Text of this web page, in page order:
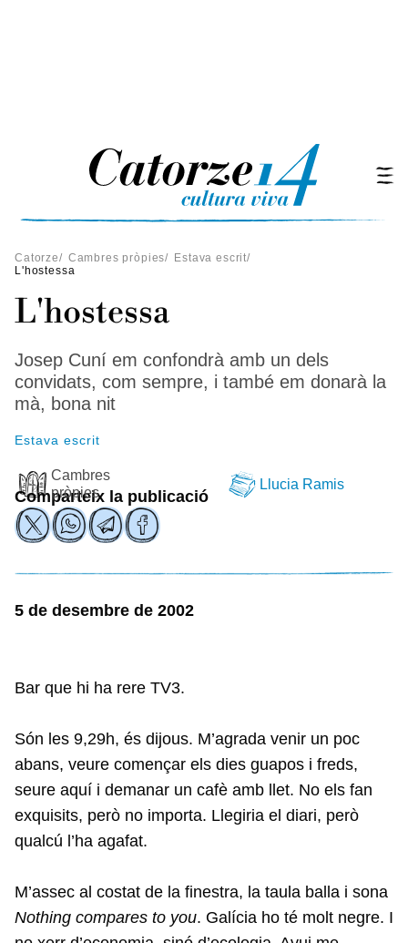
Catorze/ Cambres pròpies/ Estava escrit/
L'hostessa
L'hostessa
Josep Cuní em confondrà amb un dels
convidats, com sempre, i també em donarà la
mà, bona nit
Estava escrit
Cambres
pròpies
Llucia Ramis
Comparteix la publicació
5 de desembre de 2002
Bar que hi ha rere TV3.
Són les 9,29h, és dijous. M’agrada venir un poc
abans, veure començar els dies guapos i freds,
seure aquí i demanar un cafè amb llet. No els fan
exquisits, però no importa. Llegiria el diari, però
qualcú l’ha agafat.
M’assec al costat de la finestra, la taula balla i sona
Nothing compares to you. Galícia ho té molt negre. I